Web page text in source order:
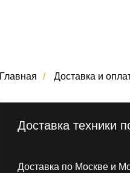
Главная / Доставка и
Доставка техники
Доставка по Москве и